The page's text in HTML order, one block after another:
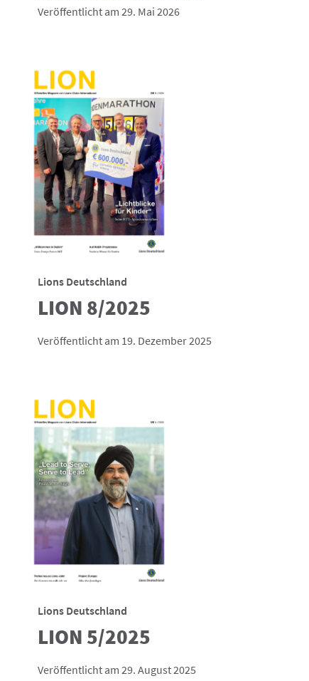
Veröffentlicht am 29. Mai 2026
Lions Deutschland
LION 8/2025
Veröffentlicht am 19. Dezember 2025
Lions Deutschland
LION 5/2025
Veröffentlicht am 29. August 2025